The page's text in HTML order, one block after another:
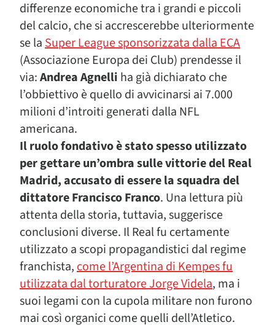
differenze economiche tra i grandi e piccoli
del calcio, che si accrescerebbe ulteriormente
se laSuper League sponsorizzata dalla ECA
(Associazione Europa dei Club) prendesse il
via:Andrea Agnelli ha già dichiarato che
l’obbiettivo è quello di avvicinarsi ai 7.000
milioni d’introiti generati dalla NFL
americana.
Il ruolo fondativo è stato spesso utilizzato
per gettare un’ombra sulle vittorie del Real
Madrid, accusato di esserela squadra del
dittatore Francisco Franco. Una lettura più
attenta della storia, tuttavia, suggerisce
conclusioni diverse. Il Real fu certamente
utilizzato a scopi propagandistici dal regime
franchista,come l’Argentina di Kempes fu
utilizzata dal torturatore Jorge Videla, ma i
suoi legami con la cupola militare non furono
mai così organici come quelli dell’Atletico.